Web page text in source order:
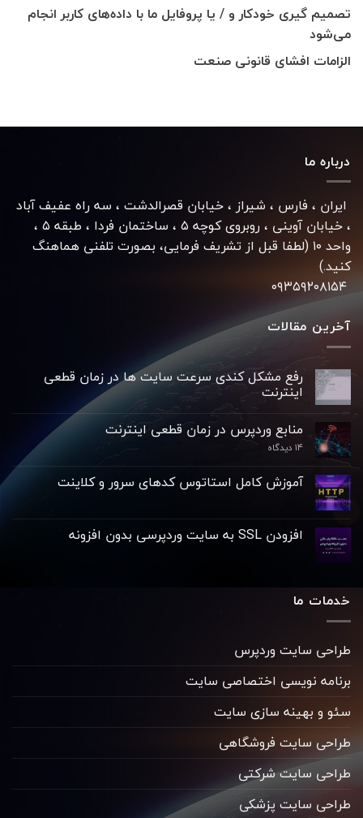
تصمیم گیری خودکار و / یا پروفایل ما با داده‌های کاربر انجام
می‌شود
الزامات افشای قانونی صنعت
درباره ما
ایران ، فارس ، شیراز ، خیابان قصرالدشت ، سه راه عفیف آباد
، خیابان آوینی ، روبروی کوچه ۵ ، ساختمان فردا ، طبقه ۵ ،
واحد ۱۰ (لطفا قبل از تشریف فرمایی، بصورت تلفنی هماهنگ
کنید.)
۰۹۳۵۹۲۰۸۱۵۴
آخرین مقالات
رفع مشکل کندی سرعت سایت ها در زمان قطعی
اینترنت
منابع وردپرس در زمان قطعی اینترنت
۱۴ دیدگاه
آموزش کامل استاتوس کدهای سرور و کلاینت
افزودن SSL به سایت وردپرسی بدون افزونه
خدمات ما
طراحی سایت وردپرس
برنامه نویسی اختصاصی سایت
سئو و بهینه سازی سایت
طراحی سایت فروشگاهی
طراحی سایت شرکتی
طراحی سایت پزشکی